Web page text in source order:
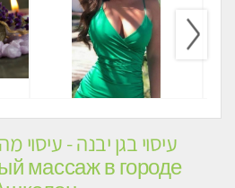
עיסוי בגן יבנה - עיסוי
массаж в городе